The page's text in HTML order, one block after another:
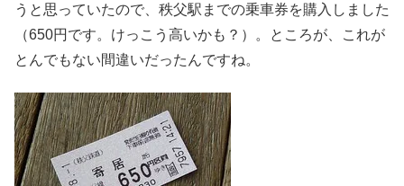
うと思っていたので、秩父駅までの乗車券を購入しました
（650円です。けっこう高いかも？）。ところが、これが
とんでもない間違いだったんですね。